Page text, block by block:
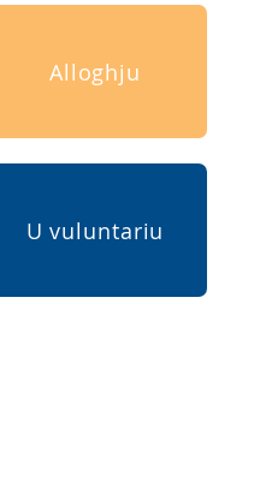
Alloghju
U vuluntariu